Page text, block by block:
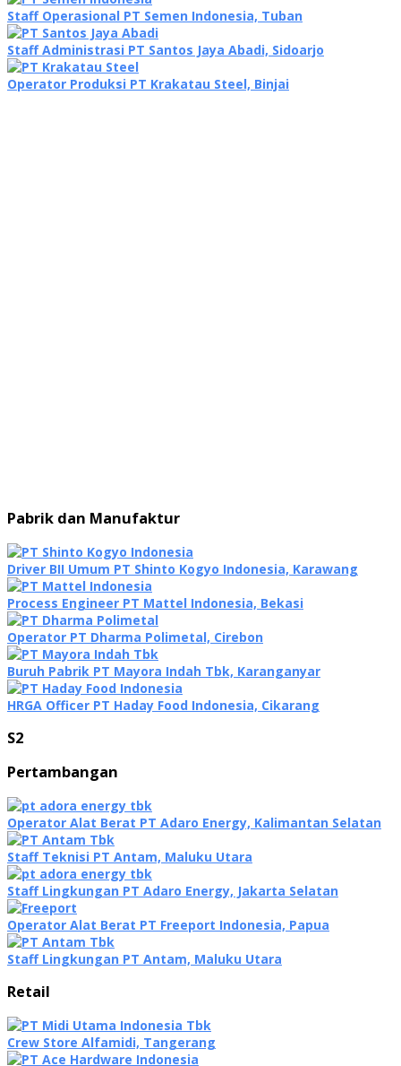
Staff Operasional PT Semen Indonesia, Tuban
Staff Administrasi PT Santos Jaya Abadi, Sidoarjo
Operator Produksi PT Krakatau Steel, Binjai
Pabrik dan Manufaktur
Driver BII Umum PT Shinto Kogyo Indonesia, Karawang
Process Engineer PT Mattel Indonesia, Bekasi
Operator PT Dharma Polimetal, Cirebon
Buruh Pabrik PT Mayora Indah Tbk, Karanganyar
HRGA Officer PT Haday Food Indonesia, Cikarang
S2
Pertambangan
Operator Alat Berat PT Adaro Energy, Kalimantan Selatan
Staff Teknisi PT Antam, Maluku Utara
Staff Lingkungan PT Adaro Energy, Jakarta Selatan
Operator Alat Berat PT Freeport Indonesia, Papua
Staff Lingkungan PT Antam, Maluku Utara
Retail
Crew Store Alfamidi, Tangerang